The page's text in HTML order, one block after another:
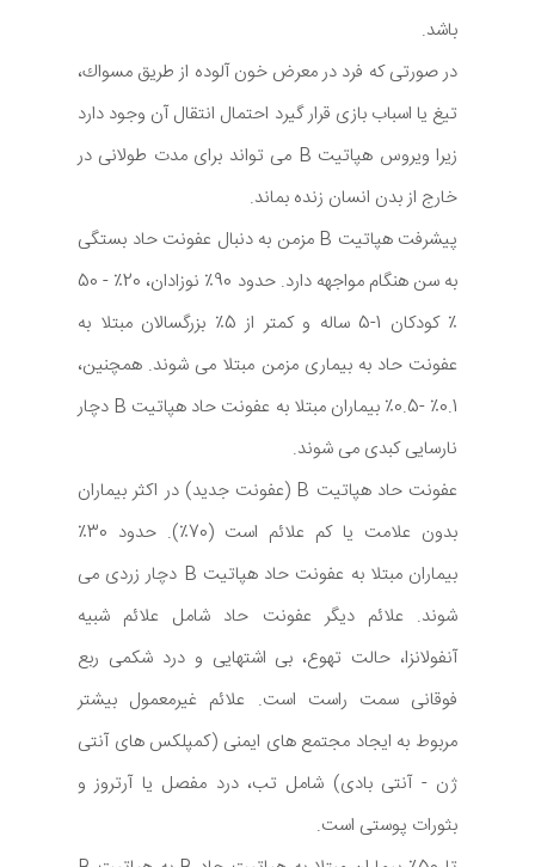
باشد.
در صورتی كه فرد در معرض خون آلوده از طریق مسواك،
تیغ یا اسباب بازی قرار گیرد احتمال انتقال آن وجود دارد
زیرا ویروس هپاتیت B می تواند برای مدت طولانی در
خارج از بدن انسان زنده بماند.
پیشرفت هپاتیت B مزمن به دنبال عفونت حاد بستگی
به سن هنگام مواجهه دارد. حدود 90٪ نوزادان، 20٪ - 50
٪ کودکان 1-5 ساله و کمتر از 5٪ بزرگسالان مبتلا به
عفونت حاد به بیماری مزمن مبتلا می شوند. همچنین،
0.1٪ -0.5٪ بیماران مبتلا به عفونت حاد هپاتیت B دچار
نارسایی کبدی می شوند.
عفونت حاد هپاتیت B (عفونت جدید) در اکثر بیماران
بدون علامت یا کم علائم است (70٪). حدود 30٪
بیماران مبتلا به عفونت حاد هپاتیت B دچار زردی می
شوند. علائم دیگر عفونت حاد شامل علائم شبیه
آنفولانزا، حالت تهوع، بی اشتهایی و درد شکمی ربع
فوقانی سمت راست است. علائم غیرمعمول بیشتر
مربوط به ایجاد مجتمع های ایمنی (کمپلکس های آنتی
ژن - آنتی بادی) شامل تب، درد مفصل یا آرتروز و
بثورات پوستی است.